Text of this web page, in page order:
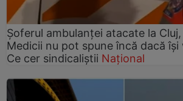
Șoferul ambulanței atacate la
Medicii nu pot spune încă dacă
Ce cer sindicaliștii Național